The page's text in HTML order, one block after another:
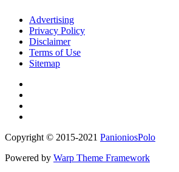
Advertising
Privacy Policy
Disclaimer
Terms of Use
Sitemap
Copyright © 2015-2021 PanioniosPolo
Powered by Warp Theme Framework